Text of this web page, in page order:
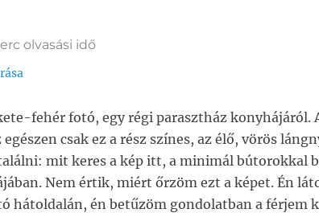
olvasási idő
fehér fotó, egy régi parasztház konyhájáról.
csak ez a rész színes, az élő, vörös
mit keres a kép itt, a minimál bútorokkal
Nem értik, miért őrzöm ezt a képet. Én
hátoldalán, én betűzöm gondolatban a férjem